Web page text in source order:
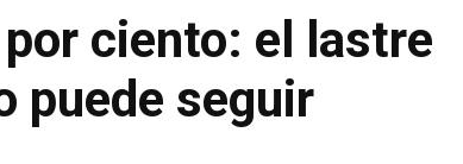
ciento: el lastre
puede seguir